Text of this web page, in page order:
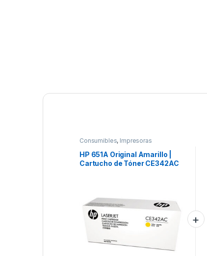
Consumibles, Impresoras
HP 651A Original Amarillo |
Cartucho de Tóner CE342AC